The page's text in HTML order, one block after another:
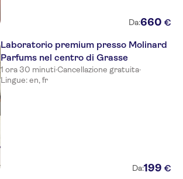
Da:660 €
Laboratorio premium presso Molinard
Parfums nel centro di Grasse
1 ora 30 minuti·Cancellazione gratuita·
Lingue: en, fr
Da:199 €